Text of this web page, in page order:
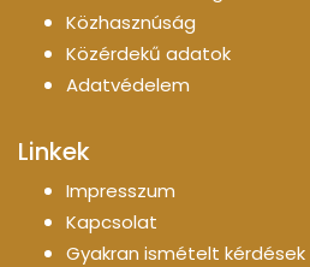
Közhasznúság
Közérdekű adatok
Adatvédelem
Linkek
Impresszum
Kapcsolat
Gyakran ismételt kérdések